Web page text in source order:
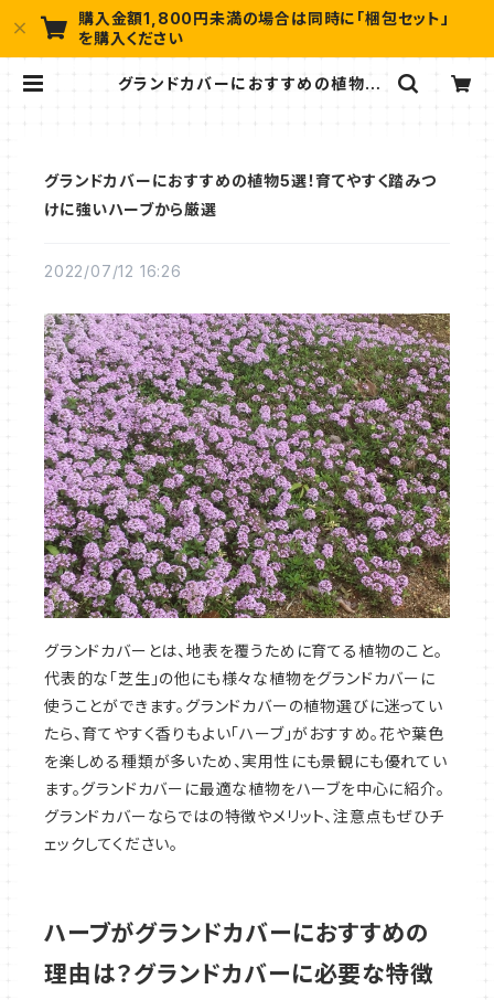
購入金額1,800円未満の場合は同時に「梱包セット」
を購入ください
グランドカバーにおすすめの植物5
グランドカバーにおすすめの植物5選！育てやすく踏みつ
けに強いハーブから厳選
2022/07/12 16:26
グランドカバーとは、地表を覆うために育てる植物のこと。
代表的な「芝生」の他にも様々な植物をグランドカバーに
使うことができます。グランドカバーの植物選びに迷ってい
たら、育てやすく香りもよい「ハーブ」がおすすめ。花や葉色
を楽しめる種類が多いため、実用性にも景観にも優れてい
ます。グランドカバーに最適な植物をハーブを中心に紹介。
グランドカバーならではの特徴やメリット、注意点もぜひチ
ェックしてください。
ハーブがグランドカバーにおすすめの
理由は？グランドカバーに必要な特徴